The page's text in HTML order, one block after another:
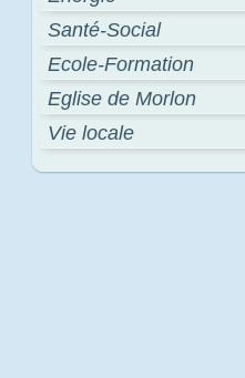
Santé-Social
Ecole-Formation
Eglise de Morlon
Vie locale